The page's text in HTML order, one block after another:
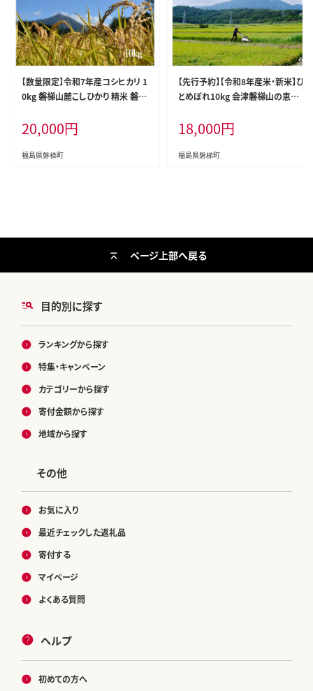
【数量限定】令和7年産コシヒカリ 1
0kg 磐梯山麓こしひかり 精米 磐梯
20,000円
福島県磐梯町
【先行予約】【令和8年産米・新米】ひ
とめぼれ10kg 会津磐梯山の恵み
頃より発送予定 減農薬 会津産 福
島産
18,000円
福島県磐梯町
目的別に探す
ランキングから探す
特集・キャンペーン
カテゴリーから探す
寄付金額から探す
地域から探す
その他
お気に入り
最近チェックした返礼品
寄付する
マイページ
よくある質問
ヘルプ
初めての方へ
ページ上部へ戻る